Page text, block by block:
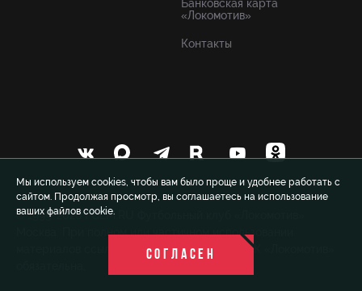
Мы используем cookies, чтобы вам было проще и удобнее работать с
сайтом. Продолжая просмотр, вы соглашаетесь на использование
ваших файлов cookie.
СОГЛАСЕН
Банковская карта
«Локомотив»
Контакты
© 1999-2026 FCLM.RU Футбольный клуб «Локомотив»
Москва. При полном или частичном использовании
материалов ссылка на официальный сайт ФК «Локомотив»